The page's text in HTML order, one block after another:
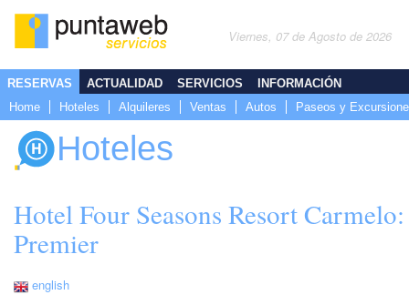
Viernes, 07 de Agosto de 2026
RESERVAS
Home
Hoteles Alquileres Ventas Autos Paseos y
ACTUALIDAD SERVICIOS INFORMACIÓN
Hoteles
Hotel Four Seasons Resort
Premier
english